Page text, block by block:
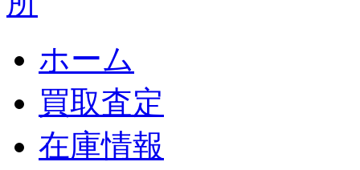
ホーム
買取査定
在庫情報